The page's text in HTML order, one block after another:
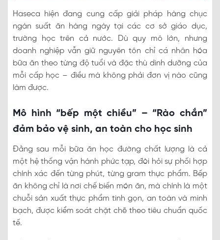
Haseca hiện đang cung cấp giải pháp hàng chục
ngàn suất ăn hàng ngày tại các cơ sở giáo dục,
trường học trên cả nước. Dù quy mô lớn, nhưng
doanh nghiệp vẫn giữ nguyên tôn chỉ cá nhân hóa
bữa ăn theo từng độ tuổi và đặc thù dinh dưỡng của
mỗi cấp học – điều mà không phải đơn vị nào cũng
làm được.
Mô hình “bếp một chiều” – “Rào chắn”
đảm bảo vệ sinh, an toàn cho học sinh
Đằng sau mỗi bữa ăn học đường chất lượng là cả
một hệ thống vận hành phức tạp, đòi hỏi sự phối hợp
chính xác đến từng phút, từng gram thực phẩm. Bếp
ăn không chỉ là nơi chế biến món ăn, mà chính là một
chuỗi sản xuất thực phẩm tinh gọn, an toàn và minh
bạch, được kiểm soát chặt chẽ theo tiêu chuẩn quốc
tế.